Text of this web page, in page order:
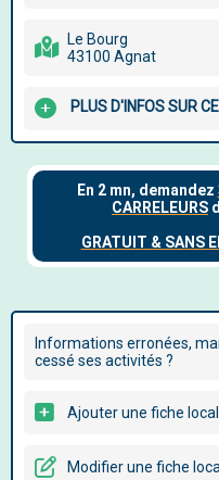
Le Bourg
43100 Agnat
PLUS D'INFOS SUR
Informations erronées,
cessé ses activités ?
Ajouter une fiche
Modifier une fiche